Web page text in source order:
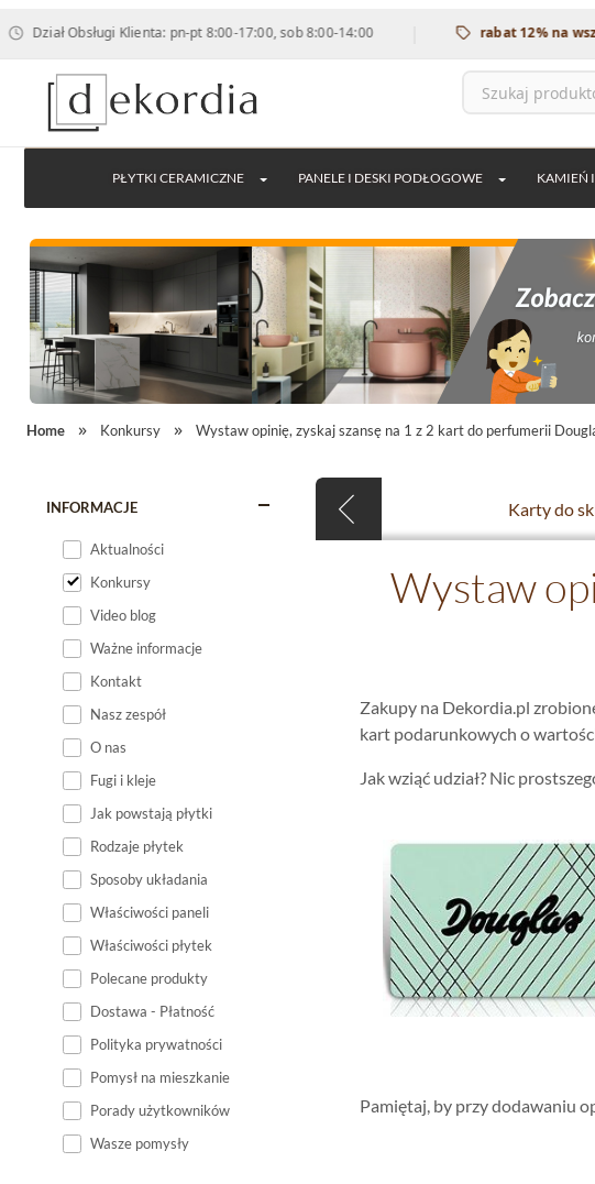
Dział Obsługi Klienta: pn-pt 8:00-17:00, sob 8:00-14:00 rabat 12% na
PŁYTKI CERAMICZNE PANELE I DESKI PODŁOGOWE KAMIEŃ
Home Konkursy Wystaw opinię, zyskaj szansę na 1 z 2 kart do perfumerii
INFORMACJE
Aktualności
Konkursy
Video blog
Ważne informacje
Kontakt
Nasz zespół
O nas
Fugi i kleje
Jak powstają płytki
Rodzaje płytek
Sposoby układania
Właściwości paneli
Właściwości płytek
Polecane produkty
Dostawa - Płatność
Polityka prywatności
Pomysł na mieszkanie
Porady użytkowników
Wasze pomysły
Karty do
Wystaw
Zakupy na Dekordia.pl
kart podarunkowych o
Jak wziąć udział? Nic
Pamiętaj, by przy dodawaniu